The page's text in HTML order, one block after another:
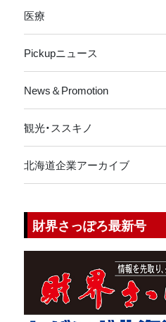
医療
Pickupニュース
News＆Promotion
観光・ススキノ
北海道企業アーカイブ
財界さっぽろ最新号